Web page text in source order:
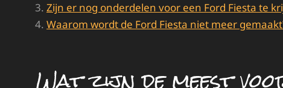
Zijn er nog onderdelen voor een Ford Fiesta te
Waarom wordt de Ford Fiesta niet meer